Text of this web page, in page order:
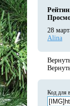
28
Alina
Код для